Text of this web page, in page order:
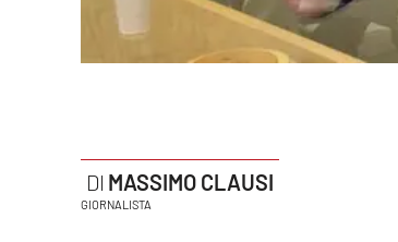
Parchi Marini CalabriaMASSIMO CLAUSI
GIORNALISTA